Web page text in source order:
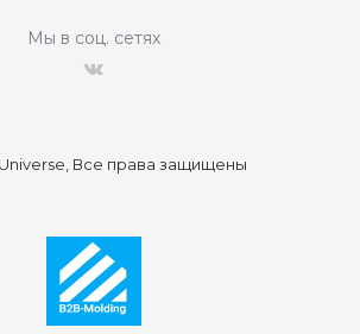
Мы в соц. сетях
Все права защищены